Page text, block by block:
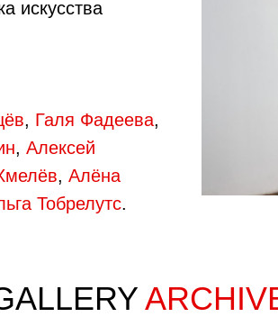
искусства
, Галя Фадеева,
, Алексей
, Алёна
Тобрелутс.